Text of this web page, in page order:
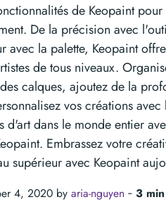
de Keopaint
De la précision avec
avec la palette, Keopaint
de tous niveaux.
calques, ajoutez de la
vos créations
d'art dans le monde entier
Embrassez votre
supérieur avec Keopaint
4, 2020 by aria-nguyen ‐ 3